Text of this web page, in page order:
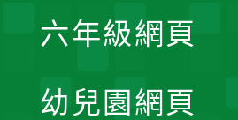
六年級網頁
幼兒園網頁